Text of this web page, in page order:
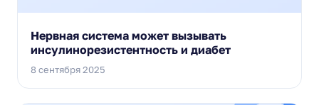
Нервная система может вызывать
инсулинорезистентность и диабет
8 сентября 2025